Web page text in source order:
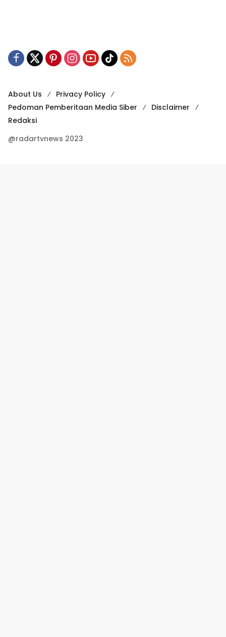
About Us
Privacy Policy
Pedoman Pemberitaan Media Siber
Disclaimer
Redaksi
@radartvnews 2023